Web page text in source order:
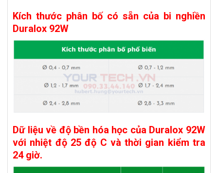
Kích thước phân bố có sẵn của bi nghiền
Duralox 92W
Dữ liệu về độ bền hóa học của Duralox 92W
với nhiệt độ 25 độ C và thời gian kiểm tra
24 giờ.